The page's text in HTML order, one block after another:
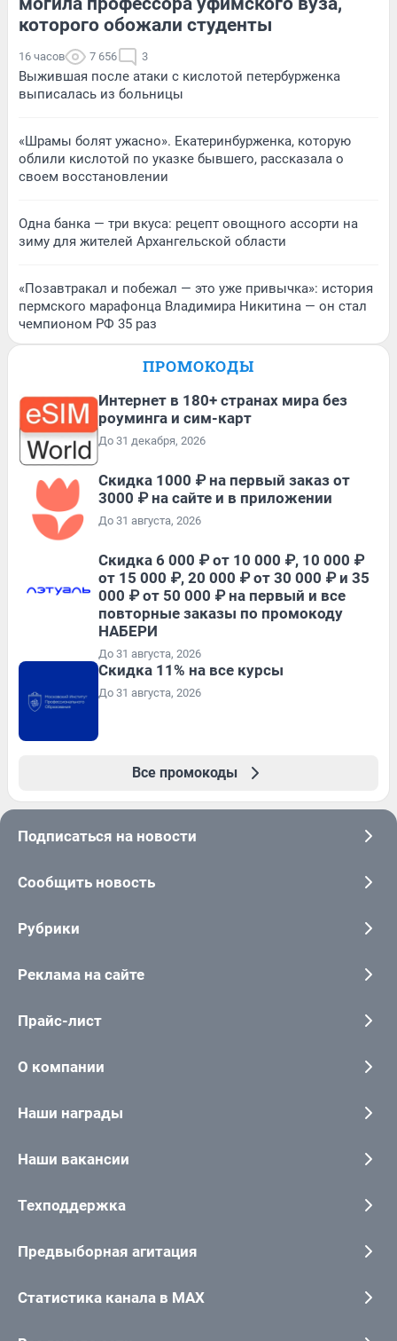
которого обожали студенты
16 часов 7 656 3
Выжившая после атаки с кислотой петербурженка
выписалась из больницы
«Шрамы болят ужасно». Екатеринбурженка, которую
облили кислотой по указке бывшего, рассказала о
своем восстановлении
Одна банка — три вкуса: рецепт овощного ассорти на
зиму для жителей Архангельской области
«Позавтракал и побежал — это уже привычка»: история
пермского марафонца Владимира Никитина — он стал
чемпионом РФ 35 раз
ПРОМОКОДЫ
Интернет в 180+ странах мира без
роуминга и сим-карт
До 31 декабря, 2026
Скидка 1000 ₽ на первый заказ от
3000 ₽ на сайте и в приложении
До 31 августа, 2026
Скидка 6 000 ₽ от 10 000 ₽, 10 000 ₽
от 15 000 ₽, 20 000 ₽ от 30 000 ₽ и 35
000 ₽ от 50 000 ₽ на первый и все
повторные заказы по промокоду
НАБЕРИ
До 31 августа, 2026
Скидка 11% на все курсы
До 31 августа, 2026
Все промокоды
Подписаться на новости
Сообщить новость
Рубрики
Реклама на сайте
Прайс-лист
О компании
Наши награды
Наши вакансии
Техподдержка
Предвыборная агитация
Статистика канала в MAX